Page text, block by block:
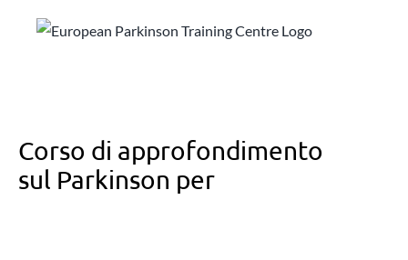
Corso di approfondimento
sul Parkinson per